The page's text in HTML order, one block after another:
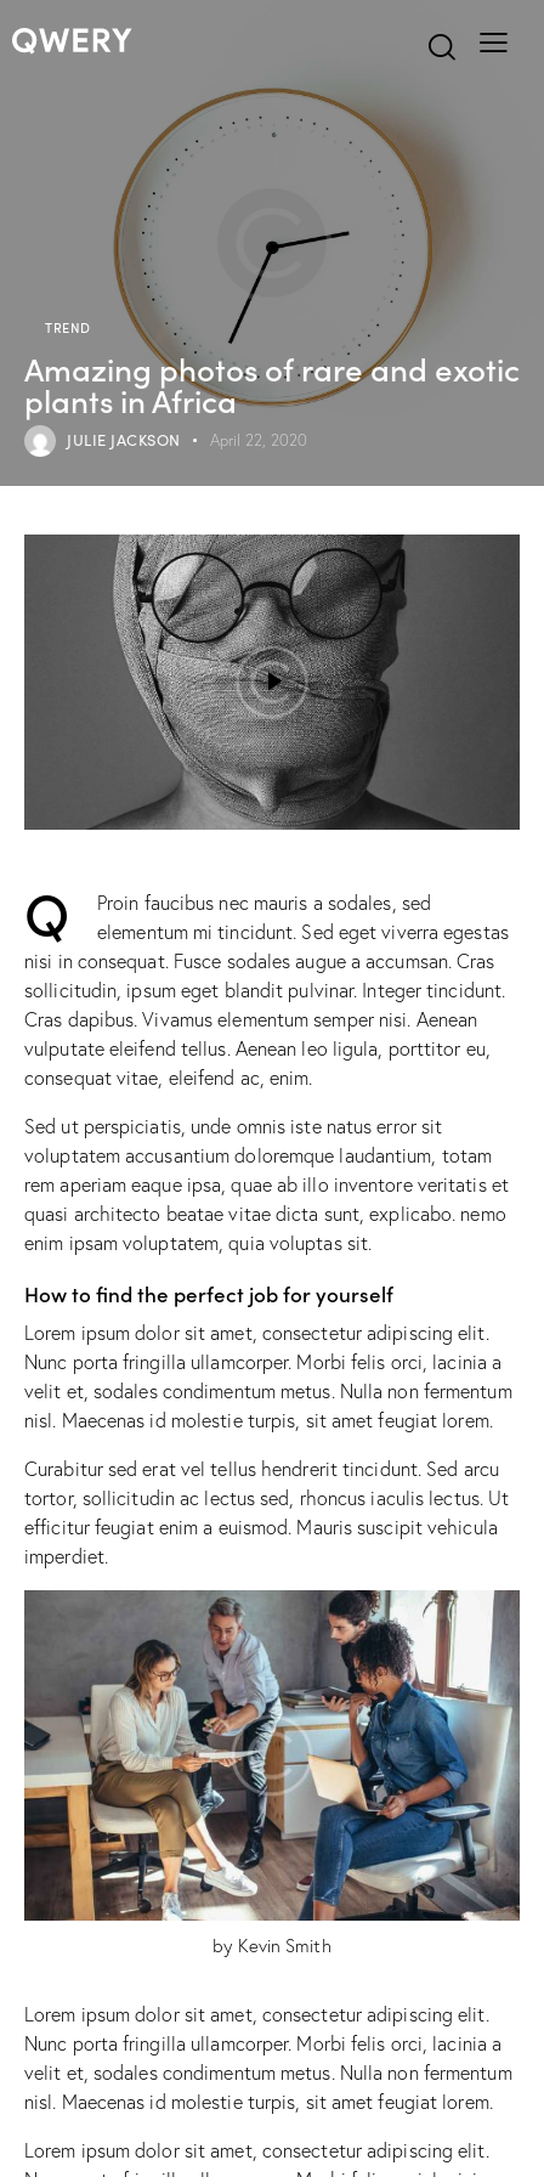
TREND
Amazing photos of rare and exotic
plants in Africa
JULIE JACKSON April 22, 2020
Q
Proin faucibus nec mauris a sodales, sed
elementum mi tincidunt. Sed eget viverra egestas
nisi in consequat. Fusce sodales augue a accumsan. Cras
sollicitudin, ipsum eget blandit pulvinar. Integer tincidunt.
Cras dapibus. Vivamus elementum semper nisi. Aenean
vulputate eleifend tellus. Aenean leo ligula, porttitor eu,
consequat vitae, eleifend ac, enim.
Sed ut perspiciatis, unde omnis iste natus error sit
voluptatem accusantium doloremque laudantium, totam
rem aperiam eaque ipsa, quae ab illo inventore veritatis et
quasi architecto beatae vitae dicta sunt, explicabo. nemo
enim ipsam voluptatem, quia voluptas sit.
How to find the perfect job for yourself
Lorem ipsum dolor sit amet, consectetur adipiscing elit.
Nunc porta fringilla ullamcorper. Morbi felis orci, lacinia a
velit et, sodales condimentum metus. Nulla non fermentum
nisl. Maecenas id molestie turpis, sit amet feugiat lorem.
Curabitur sed erat vel tellus hendrerit tincidunt. Sed arcu
tortor, sollicitudin ac lectus sed, rhoncus iaculis lectus. Ut
efficitur feugiat enim a euismod. Mauris suscipit vehicula
imperdiet.
by Kevin Smith
Lorem ipsum dolor sit amet, consectetur adipiscing elit.
Nunc porta fringilla ullamcorper. Morbi felis orci, lacinia a
velit et, sodales condimentum metus. Nulla non fermentum
nisl. Maecenas id molestie turpis, sit amet feugiat lorem.
Lorem ipsum dolor sit amet, consectetur adipiscing elit.